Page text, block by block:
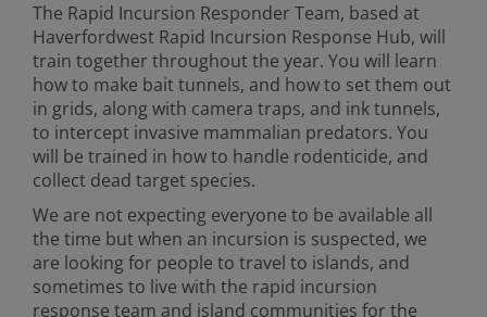
The Rapid Incursion Responder Team, based at
Haverfordwest Rapid Incursion Response Hub, will
train together throughout the year. You will learn
how to make bait tunnels, and how to set them out
in grids, along with camera traps, and ink tunnels,
to intercept invasive mammalian predators. You
will be trained in how to handle rodenticide, and
collect dead target species.
We are not expecting everyone to be available all
the time but when an incursion is suspected, we
are looking for people to travel to islands, and
sometimes to live with the rapid incursion
response team and island communities for the